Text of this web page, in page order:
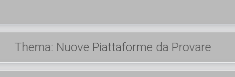
Thema: Nuove Piattaforme da Provare